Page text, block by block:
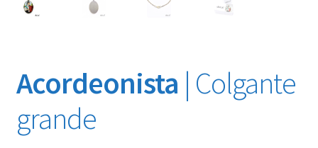
Acordeonista | Colgante
grande